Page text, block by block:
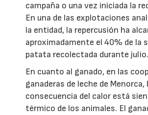
campaña o una vez iniciada la
En una de las explotaciones
la entidad, la repercusión ha
aproximadamente el 40% de la
patata recolectada durante julio.
En cuanto al ganado, en las
ganaderas de leche de Menorca,
consecuencia del calor está
térmico de los animales. El